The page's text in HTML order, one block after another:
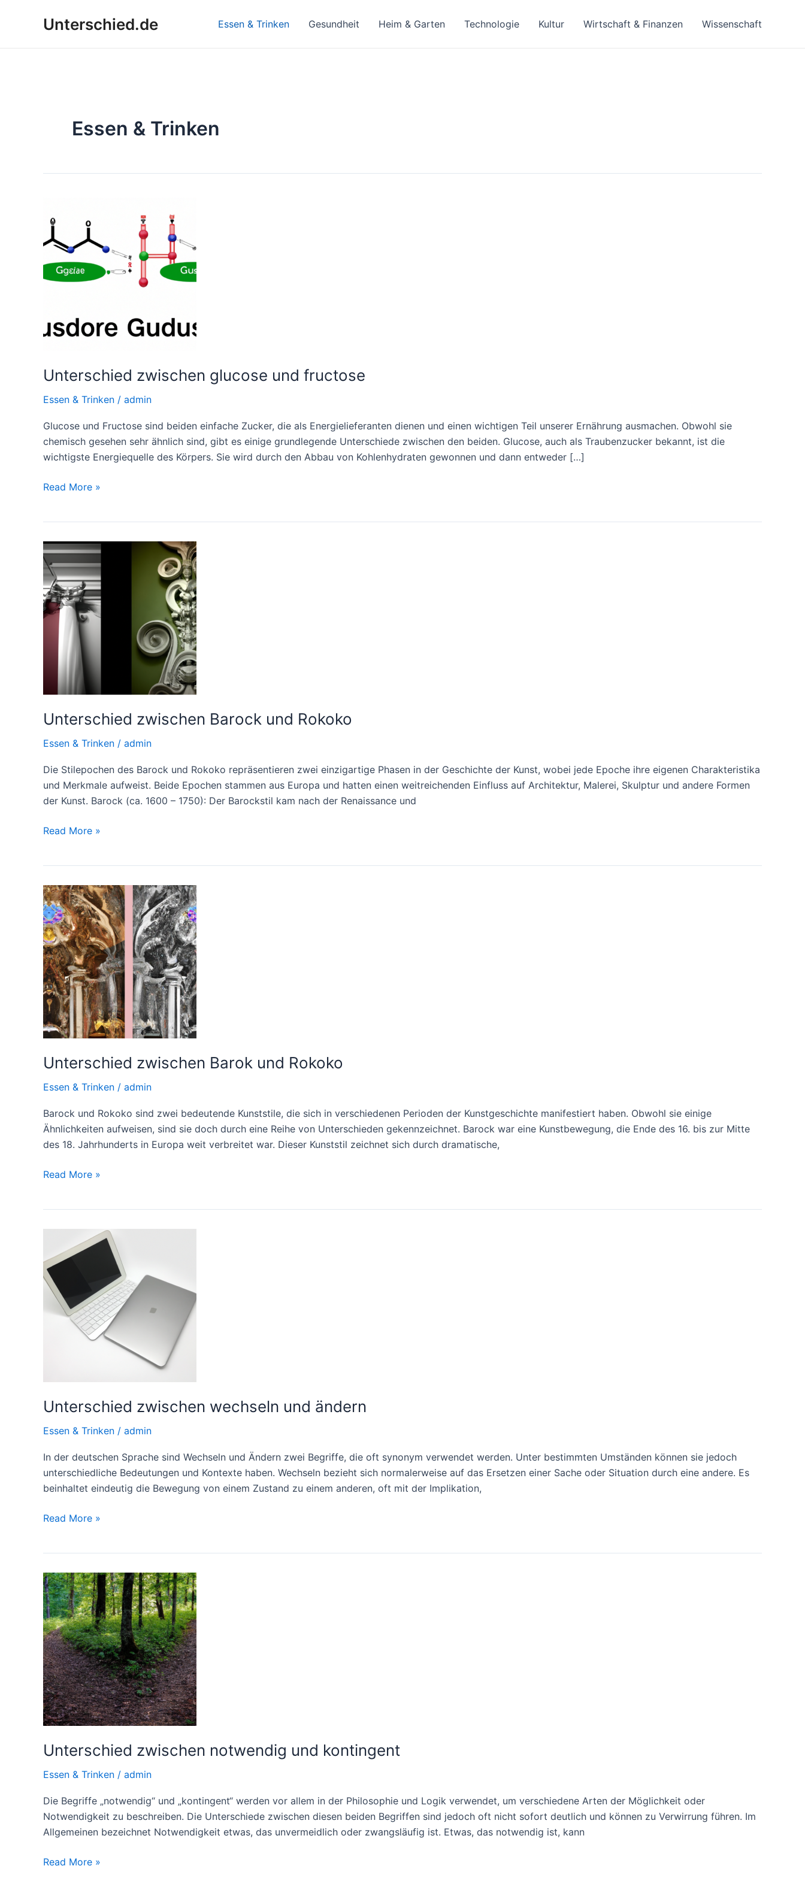
Unterschied.de Essen & Trinken Gesundheit Heim & Garten Technologie Kultur Wirtschaft & Finanzen Wissenschaft
Essen & Trinken
Unterschied zwischen glucose und fructose
Essen & Trinken / admin
Glucose und Fructose sind beiden einfache Zucker, die als Energielieferanten dienen und einen wichtigen Teil unserer Ernährung ausmachen. Obwohl sie
chemisch gesehen sehr ähnlich sind, gibt es einige grundlegende Unterschiede zwischen den beiden. Glucose, auch als Traubenzucker bekannt, ist die
wichtigste Energiequelle des Körpers. Sie wird durch den Abbau von Kohlenhydraten gewonnen und dann entweder […]
Unterschied
fructose
Read More »
Unterschied zwischen Barock und Rokoko
Essen & Trinken / admin
Die Stilepochen des Barock und Rokoko repräsentieren zwei einzigartige Phasen in der Geschichte der Kunst, wobei jede Epoche ihre eigenen Charakteristika
und Merkmale aufweist. Beide Epochen stammen aus Europa und hatten einen weitreichenden Einfluss auf Architektur, Malerei, Skulptur und andere Formen
der Kunst. Barock (ca. 1600 – 1750): Der Barockstil kam nach der Renaissance und
Unterschied
Rokoko
Read More »
Unterschied zwischen Barok und Rokoko
Essen & Trinken / admin
Barock und Rokoko sind zwei bedeutende Kunststile, die sich in verschiedenen Perioden der Kunstgeschichte manifestiert haben. Obwohl sie einige
Ähnlichkeiten aufweisen, sind sie doch durch eine Reihe von Unterschieden gekennzeichnet. Barock war eine Kunstbewegung, die Ende des 16. bis zur Mitte
des 18. Jahrhunderts in Europa weit verbreitet war. Dieser Kunststil zeichnet sich durch dramatische,
Unterschied
Read More »
Unterschied zwischen wechseln und ändern
Essen & Trinken / admin
In der deutschen Sprache sind Wechseln und Ändern zwei Begriffe, die oft synonym verwendet werden. Unter bestimmten Umständen können sie jedoch
unterschiedliche Bedeutungen und Kontexte haben. Wechseln bezieht sich normalerweise auf das Ersetzen einer Sache oder Situation durch eine andere. Es
beinhaltet eindeutig die Bewegung von einem Zustand zu einem anderen, oft mit der Implikation,
Unterschied
ändern
Read More »
Unterschied zwischen notwendig und kontingent
Essen & Trinken / admin
Die Begriffe „notwendig“ und „kontingent“ werden vor allem in der Philosophie und Logik verwendet, um verschiedene Arten der Möglichkeit oder
Notwendigkeit zu beschreiben. Die Unterschiede zwischen diesen beiden Begriffen sind jedoch oft nicht sofort deutlich und können zu Verwirrung führen. Im
Allgemeinen bezeichnet Notwendigkeit etwas, das unvermeidlich oder zwangsläufig ist. Etwas, das notwendig ist, kann
Unterschied
Read More »